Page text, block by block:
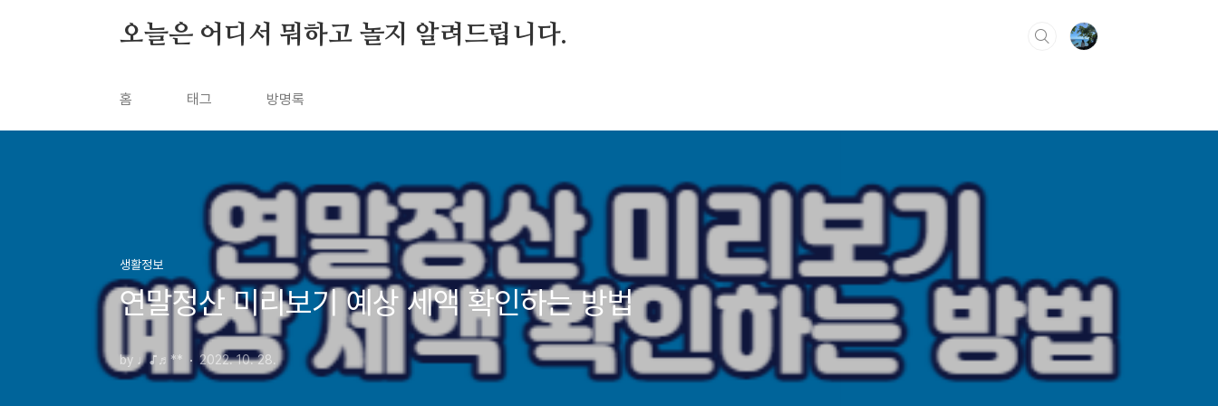
오늘은 어디서 뭐하고 놀지 알려드립니다.
홈 태그 방명록
생활정보
연말정산 미리보기 예상 세액 확인하는 방법
by ♩♪♬** 2022. 10. 28.